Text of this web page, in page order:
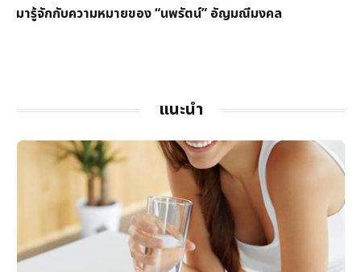
มารู้จักกับความหมายของ “นพรัตน์” อัญมณีมงคล
แนะนำ